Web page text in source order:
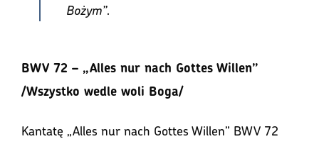
Bożym”.
BWV 72 – „Alles nur nach Gottes Willen”
/Wszystko wedle woli Boga/
Kantatę „Alles nur nach Gottes Willen” BWV 72